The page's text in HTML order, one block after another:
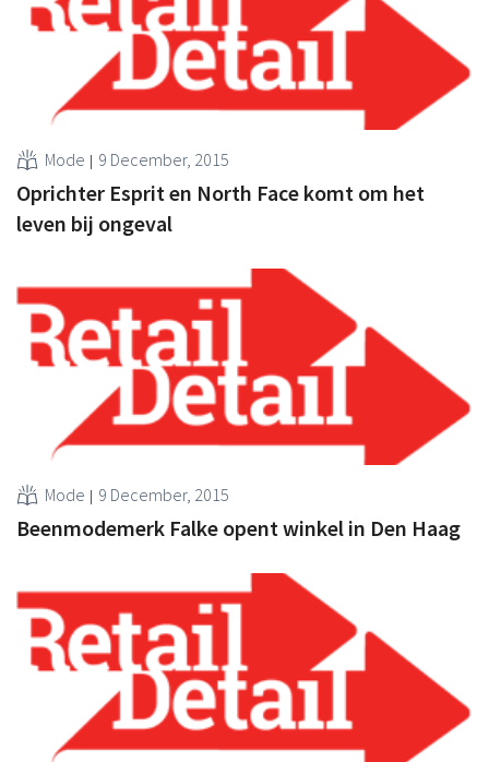
Mode 9 December, 2015
Oprichter Esprit en North Face komt om het
leven bij ongeval
Mode 9 December, 2015
Beenmodemerk Falke opent winkel in Den Haag